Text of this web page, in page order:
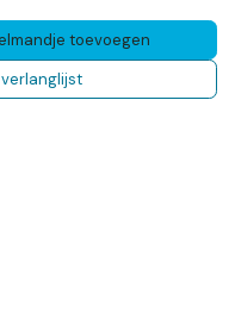
toevoegen